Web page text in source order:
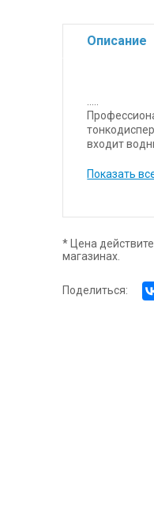
Описание
входит
оттенков.
Показать
* Цена
магазинах.
Поделиться: